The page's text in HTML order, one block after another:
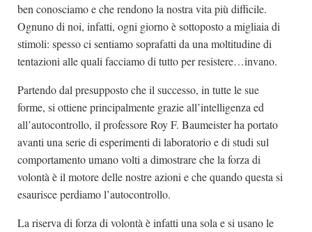
ben conosciamo e che rendono la nostra vita più difficile.
Ognuno di noi, infatti, ogni giorno è sottoposto a migliaia di
stimoli: spesso ci sentiamo soprafatti da una moltitudine di
tentazioni alle quali facciamo di tutto per resistere…invano.
Partendo dal presupposto che il successo, in tutte le sue
forme, si ottiene principalmente grazie all’intelligenza ed
all’autocontrollo, il professore Roy F. Baumeister ha portato
avanti una serie di esperimenti di laboratorio e di studi sul
comportamento umano volti a dimostrare che la forza di
volontà è il motore delle nostre azioni e che quando questa si
esaurisce perdiamo l’autocontrollo.
La riserva di forza di volontà è infatti una sola e si usano le